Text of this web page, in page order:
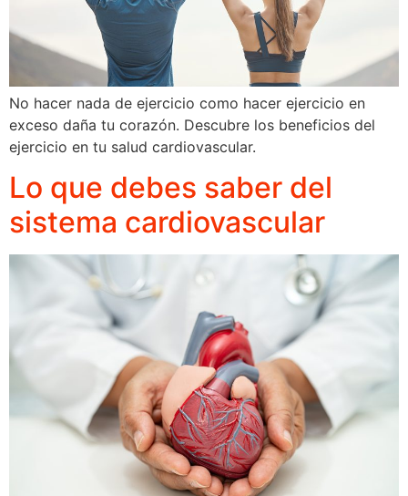
No hacer nada de ejercicio como hacer ejercicio en
exceso daña tu corazón. Descubre los beneficios del
ejercicio en tu salud cardiovascular.
Lo que debes saber del
sistema cardiovascular